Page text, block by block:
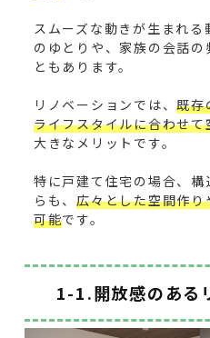
スムーズな動きが生まれ
のゆとりや、家族の会話
ともあります。
リノベーションでは、既存
ライフスタイルに合わせ
大きなメリットです。
特に戸建て住宅の場合、
らも、広々とした空間作
可能です。
1-1.開放感のある